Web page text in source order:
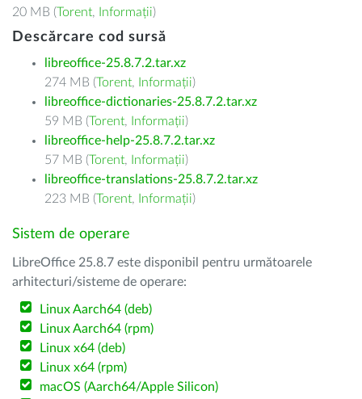
20 MB (Torent, Informații)
Descărcare cod sursă
libreoffice-25.8.7.2.tar.xz
274 MB (Torent, Informații)
libreoffice-dictionaries-25.8.7.2.tar.xz
59 MB (Torent, Informații)
libreoffice-help-25.8.7.2.tar.xz
57 MB (Torent, Informații)
libreoffice-translations-25.8.7.2.tar.xz
223 MB (Torent, Informații)
Sistem de operare
LibreOffice 25.8.7 este disponibil pentru următoarele
arhitecturi/sisteme de operare:
Linux Aarch64 (deb)
Linux Aarch64 (rpm)
Linux x64 (deb)
Linux x64 (rpm)
macOS (Aarch64/Apple Silicon)